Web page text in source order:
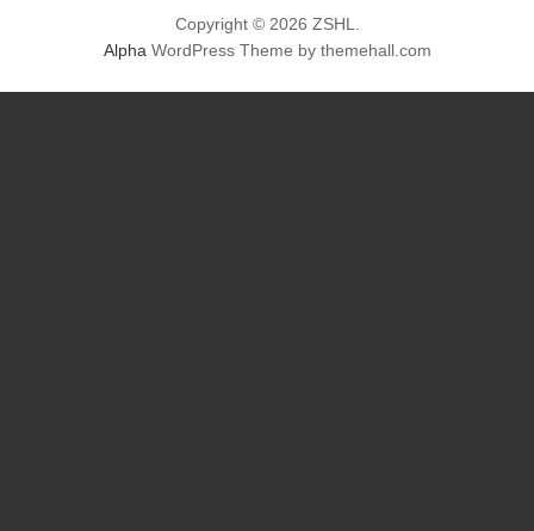
Copyright © 2026 ZSHL.
AlphaWordPress Theme by themehall.com